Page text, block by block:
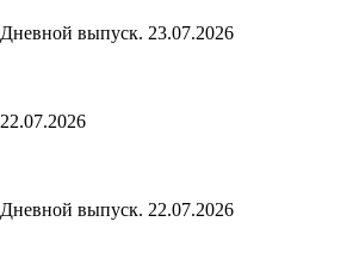
выпуск. 23.07.2026
выпуск. 22.07.2026